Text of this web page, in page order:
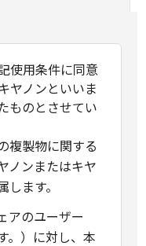
使用条件に同意
ヤノンといいま
ものとさせてい
複製物に関する
ノンまたはキヤ
ます。
アのユーザー
。）に対し、本